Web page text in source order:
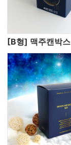
[B형] 맥주캔박스